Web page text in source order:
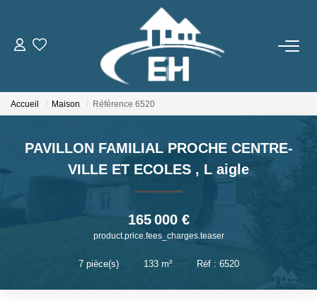
ACHETER
LOUER
Nos Biens
Gestion Locative
ESTIMER
NOTRE AGENCE
Accueil Maison Référence 6520
PAVILLON FAMILIAL PROCHE CENTRE-
VILLE ET ECOLES , L aigle
165 000 €
product.price.fees_charges.teaser
7pièce(s) • 133m² • Réf : 6520